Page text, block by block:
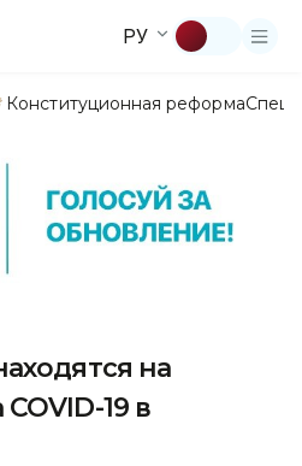
РУ
Конституционная реформа
на
19 в